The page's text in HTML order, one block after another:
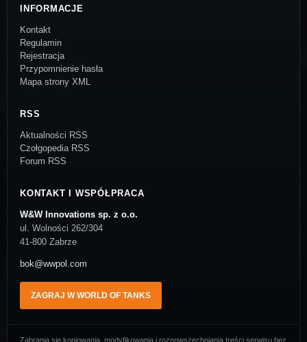
INFORMACJE
Kontakt
Regulamin
Rejestracja
Przypomnienie hasła
Mapa strony XML
RSS
Aktualności RSS
Czołgopedia RSS
Forum RSS
KONTAKT I WSPÓŁPRACA
W&W Innovations sp. z o.o.
ul. Wolności 262/304
41-800 Zabrze
bok@wwpol.com
ZAGRAJ W WORLD OF TANKS
Zabrania się kopiowania, modyfikowania i rozpowszechniania treści serwisu bez